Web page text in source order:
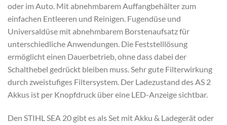
oder im Auto. Mit abnehmbarem Auffangbehälter zum
einfachen Entleeren und Reinigen. Fugendüse und
Universaldüse mit abnehmbarem Borstenaufsatz für
unterschiedliche Anwendungen. Die Feststelllösung
ermöglicht einen Dauerbetrieb, ohne dass dabei der
Schalthebel gedrückt bleiben muss. Sehr gute Filterwirkung
durch zweistufiges Filtersystem. Der Ladezustand des AS 2
Akkus ist per Knopfdruck über eine LED-Anzeige sichtbar.
Den STIHL SEA 20 gibt es als Set mit Akku & Ladegerät oder